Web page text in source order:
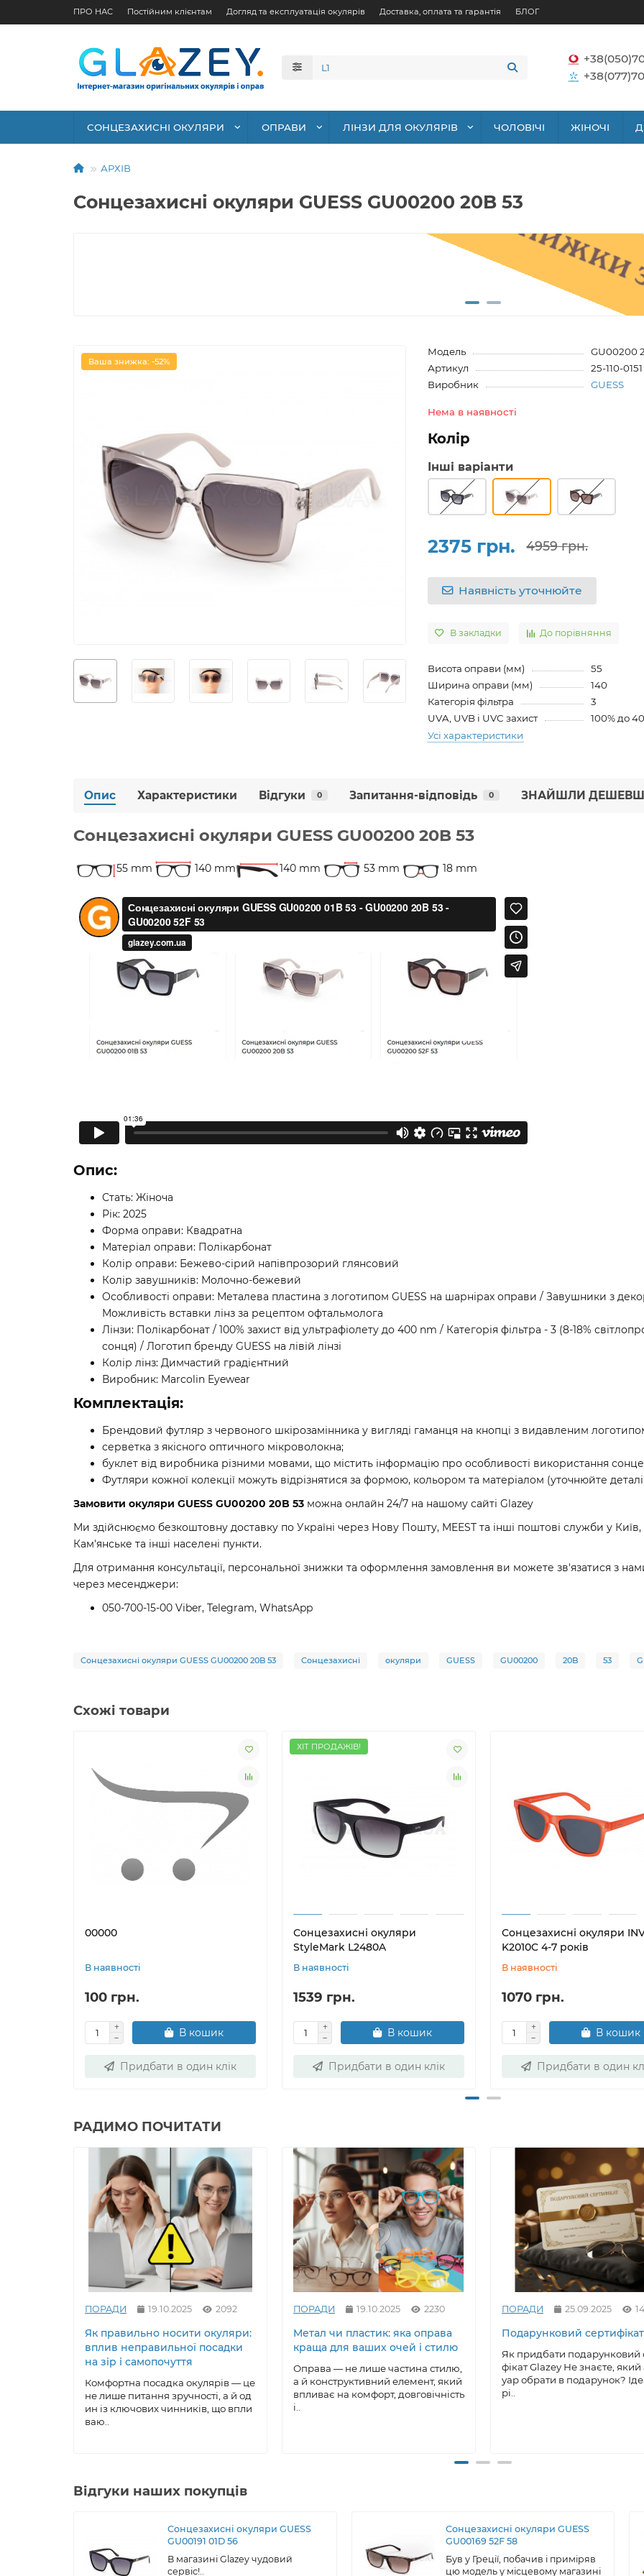
ПРО НАС Постійним клієнтам Догляд та експлуатація окулярів Доставка, оплата та гарантія БЛОГ
СОНЦЕЗАХИСНІ ОКУЛЯРИ ОПРАВИ ЛІНЗИ ДЛЯ ОКУЛЯРІВ ЧОЛОВІЧІ ЖІНОЧІ
АРХІВ
Сонцезахисні окуляри GUESS GU00200 20B 53
Ваша знижка: -52%
Модель
GU00200
Артикул
25-110-0151
Виробник
GUESS
Нема в наявності
Колір
Інші варіанти
2375 грн. 4959 грн.
Наявність уточнюйте
В закладки До порівняння
Висота оправи (мм)
55
Ширина оправи (мм)
140
Категорія фільтра
3
UVA, UVB і UVC захист
100% до
Усі характеристики
Опис Характеристики Відгуки 0 Запитання-відповідь 0 ЗНАЙШЛИ
Сонцезахисні окуляри GUESS GU00200 20B 53
55 mm 140 mm 140 mm 53 mm 18 mm
Опис:
Стать: Жіноча
Рік: 2025
Форма оправи: Квадратна
Матеріал оправи: Полікарбонат
Колір оправи: Бежево-сірий напівпрозорий глянсовий
Колір завушників: Молочно-бежевий
Особливості оправи: Металева пластина з логотипом GUESS на шарнірах оправи / Завушники з
Можливість вставки лінз за рецептом офтальмолога
Лінзи: Полікарбонат / 100% захист від ультрафіолету до 400 nm / Категорія фільтра - 3 (8-18%
сонця) / Логотип бренду GUESS на лівій лінзі
Колір лінз: Димчастий градієнтний
Виробник: Marcolin Eyewear
Комплектація:
Брендовий футляр з червоного шкірозамінника у вигляді гаманця на кнопці з видавленим
серветка з якісного оптичного мікроволокна;
буклет від виробника різними мовами, що містить інформацію про особливості використання
Футляри кожної колекції можуть відрізнятися за формою, кольором та матеріалом (уточнюйте деталі
Замовити окуляри GUESS GU00200 20B 53 можна онлайн 24/7 на нашому сайті Glazey
Ми здійснюємо безкоштовну доставку по Україні через Нову Пошту, MEEST та інші поштові служби у
Кам'янське та інші населені пункти.
Для отримання консультації, персональної знижки та оформлення замовлення ви можете зв'язатися з
через месенджери:
050-700-15-00 Viber, Telegram, WhatsApp
Сонцезахисні окуляри GUESS GU00200 20B 53 Сонцезахисні окуляри GUESS GU00200 20B 53
Схожі товари
00000
В наявності
100 грн.
В кошик
Придбати в один клік
ХІТ ПРОДАЖІВ!
Сонцезахисні окуляри
StyleMark L2480A
В наявності
1539 грн.
В кошик
Придбати в один клік
Сонцезахисні окуляри
K2010C 4-7 років
В наявності
1070 грн.
В кошик
Придбати в один
РАДИМО ПОЧИТАТИ
ПОРАДИ 19.10.2025 2092
Як правильно носити окуляри:
вплив неправильної посадки
на зір і самопочуття
Комфортна посадка окулярів — це
не лише питання зручності, а й од
ин із ключових чинників, що впли
ваю..
ПОРАДИ 19.10.2025 2230
Метал чи пластик: яка оправа
краща для ваших очей і стилю
Оправа — не лише частина стилю,
а й конструктивний елемент, який
впливає на комфорт, довговічність
і..
ПОРАДИ 25.09.2025
Подарунковий сертифікат
Як придбати подарунковий
фікат Glazey Не знаєте, який
уар обрати в подарунок?
рі..
Відгуки наших покупців
Сонцезахисні окуляри GUESS
GU00191 01D 56
В магазині Glazey чудовий
сервіс!..
Сонцезахисні окуляри GUESS
GU00169 52F 58
Був у Греції, побачив і приміряв
цю модель у місцевому магазині